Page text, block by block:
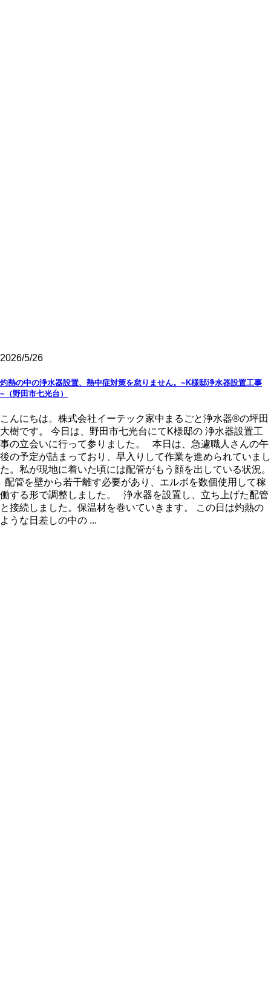
2026/5/26
灼熱の中の浄水器設置、熱中症対策を怠りません。~K様邸浄水器設置工事
~（野田市七光台）
こんにちは。株式会社イーテック家中まるごと浄水器®の坪田
大樹です。 今日は、野田市七光台にてK様邸の 浄水器設置工
事の立会いに行って参りました。 本日は、急遽職人さんの午
後の予定が詰まっており、早入りして作業を進められていまし
た。私が現地に着いた頃には配管がもう顔を出している状況。
配管を壁から若干離す必要があり、エルボを数個使用して稼
働する形で調整しました。 浄水器を設置し、立ち上げた配管
と接続しました。保温材を巻いていきます。 この日は灼熱の
ような日差しの中の ...